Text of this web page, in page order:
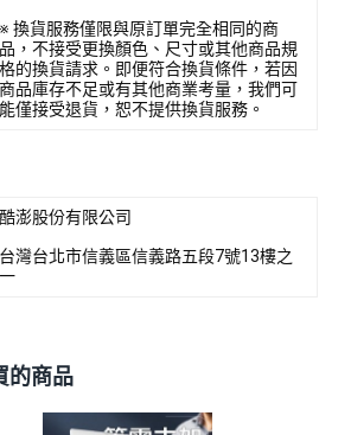
※ 換貨服務僅限與原訂單完全相同的商
品，不接受更換顏色、尺寸或其他商品規
格的換貨請求。即便符合換貨條件，若因
商品庫存不足或有其他商業考量，我們可
能僅接受退貨，恕不提供換貨服務。
酷澎股份有限公司
台灣台北市信義區信義路五段7號13樓之
一
的商品